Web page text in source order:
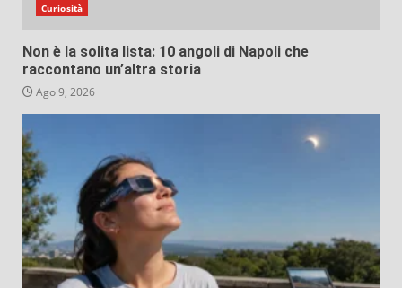
Curiosità
Non è la solita lista: 10 angoli di Napoli che
raccontano un’altra storia
Ago 9, 2026